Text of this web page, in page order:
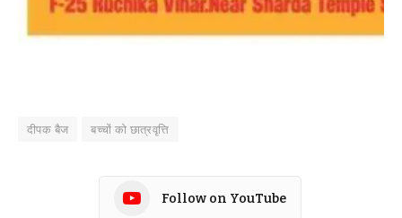
दीपक बैज बच्चों को छात्रवृत्ति
Follow on YouTube